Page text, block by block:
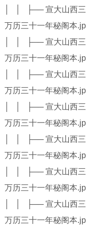
│ │ ├── 宣大山西三
万历三十一年秘阁本
│ │ ├── 宣大山西三
万历三十一年秘阁本
│ │ ├── 宣大山西三
万历三十一年秘阁本
│ │ ├── 宣大山西三
万历三十一年秘阁本
│ │ ├── 宣大山西三
万历三十一年秘阁本
│ │ ├── 宣大山西三
万历三十一年秘阁本
│ │ ├── 宣大山西三
万历三十一年秘阁本